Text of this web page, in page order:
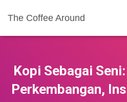
The Coffee Around
Kopi Sebagai
Perkembangan,